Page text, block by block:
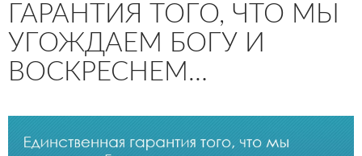
ГАРАНТИЯ ТОГО, ЧТО МЫ
УГОЖДАЕМ БОГУ И
ВОСКРЕСНЕМ…